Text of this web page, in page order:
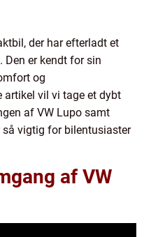
der har efterladt et
er kendt for sin
og
vil vi tage et dybt
af VW Lupo samt
så vigtig for bilentusiaster
af VW